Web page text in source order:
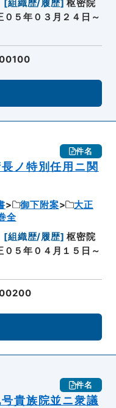
[組織歴/履歴] 枢密院
０５年０３月２４日～
件名
ノ特別任用ニ関
御下附案
大正
全
[組織歴/履歴] 枢密院
０５年０４月１５日～
件名
貴族院並ニ衆議